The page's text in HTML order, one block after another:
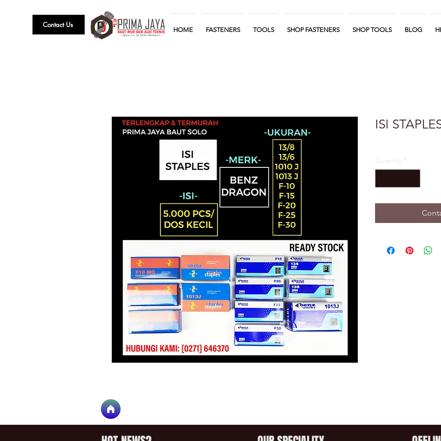
Contact Us
HOME FASTENERS TOOLS SHOP FASTENERS SHOP TOOLS BLOG
ISI
Quantity *